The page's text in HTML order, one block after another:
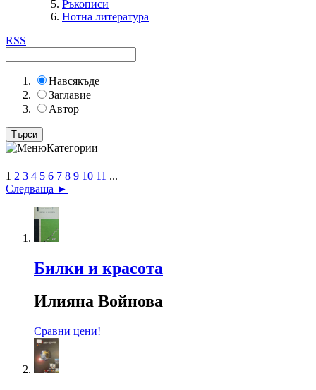
Ръкописи
Нотна литература
RSS
Навсякъде
Заглавие
Автор
Категории
1 2 3 4 5 6 7 8 9 10 11 ...
Следваща ►
Билки и красота
Илияна Войнова
Сравни цени!